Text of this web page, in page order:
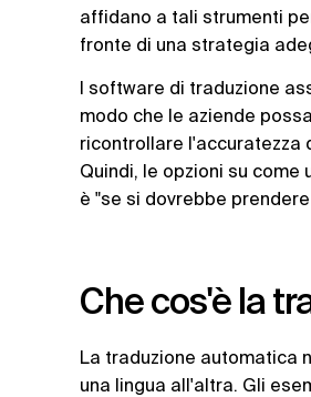
affidano a tali strumenti
fronte di una strategia
I software di traduzione
modo che le aziende
ricontrollare l'accuratezza
Quindi, le opzioni su
è "se si dovrebbe
Che cos'è la
La traduzione automatica
una lingua all'altra. Gli